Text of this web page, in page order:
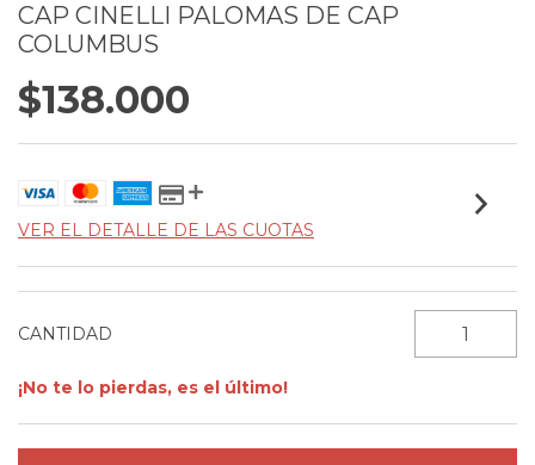
CAP CINELLI PALOMAS DE CAP
COLUMBUS
$138.000
VER EL DETALLE DE LAS CUOTAS
CANTIDAD
¡No te lo pierdas, es el último!